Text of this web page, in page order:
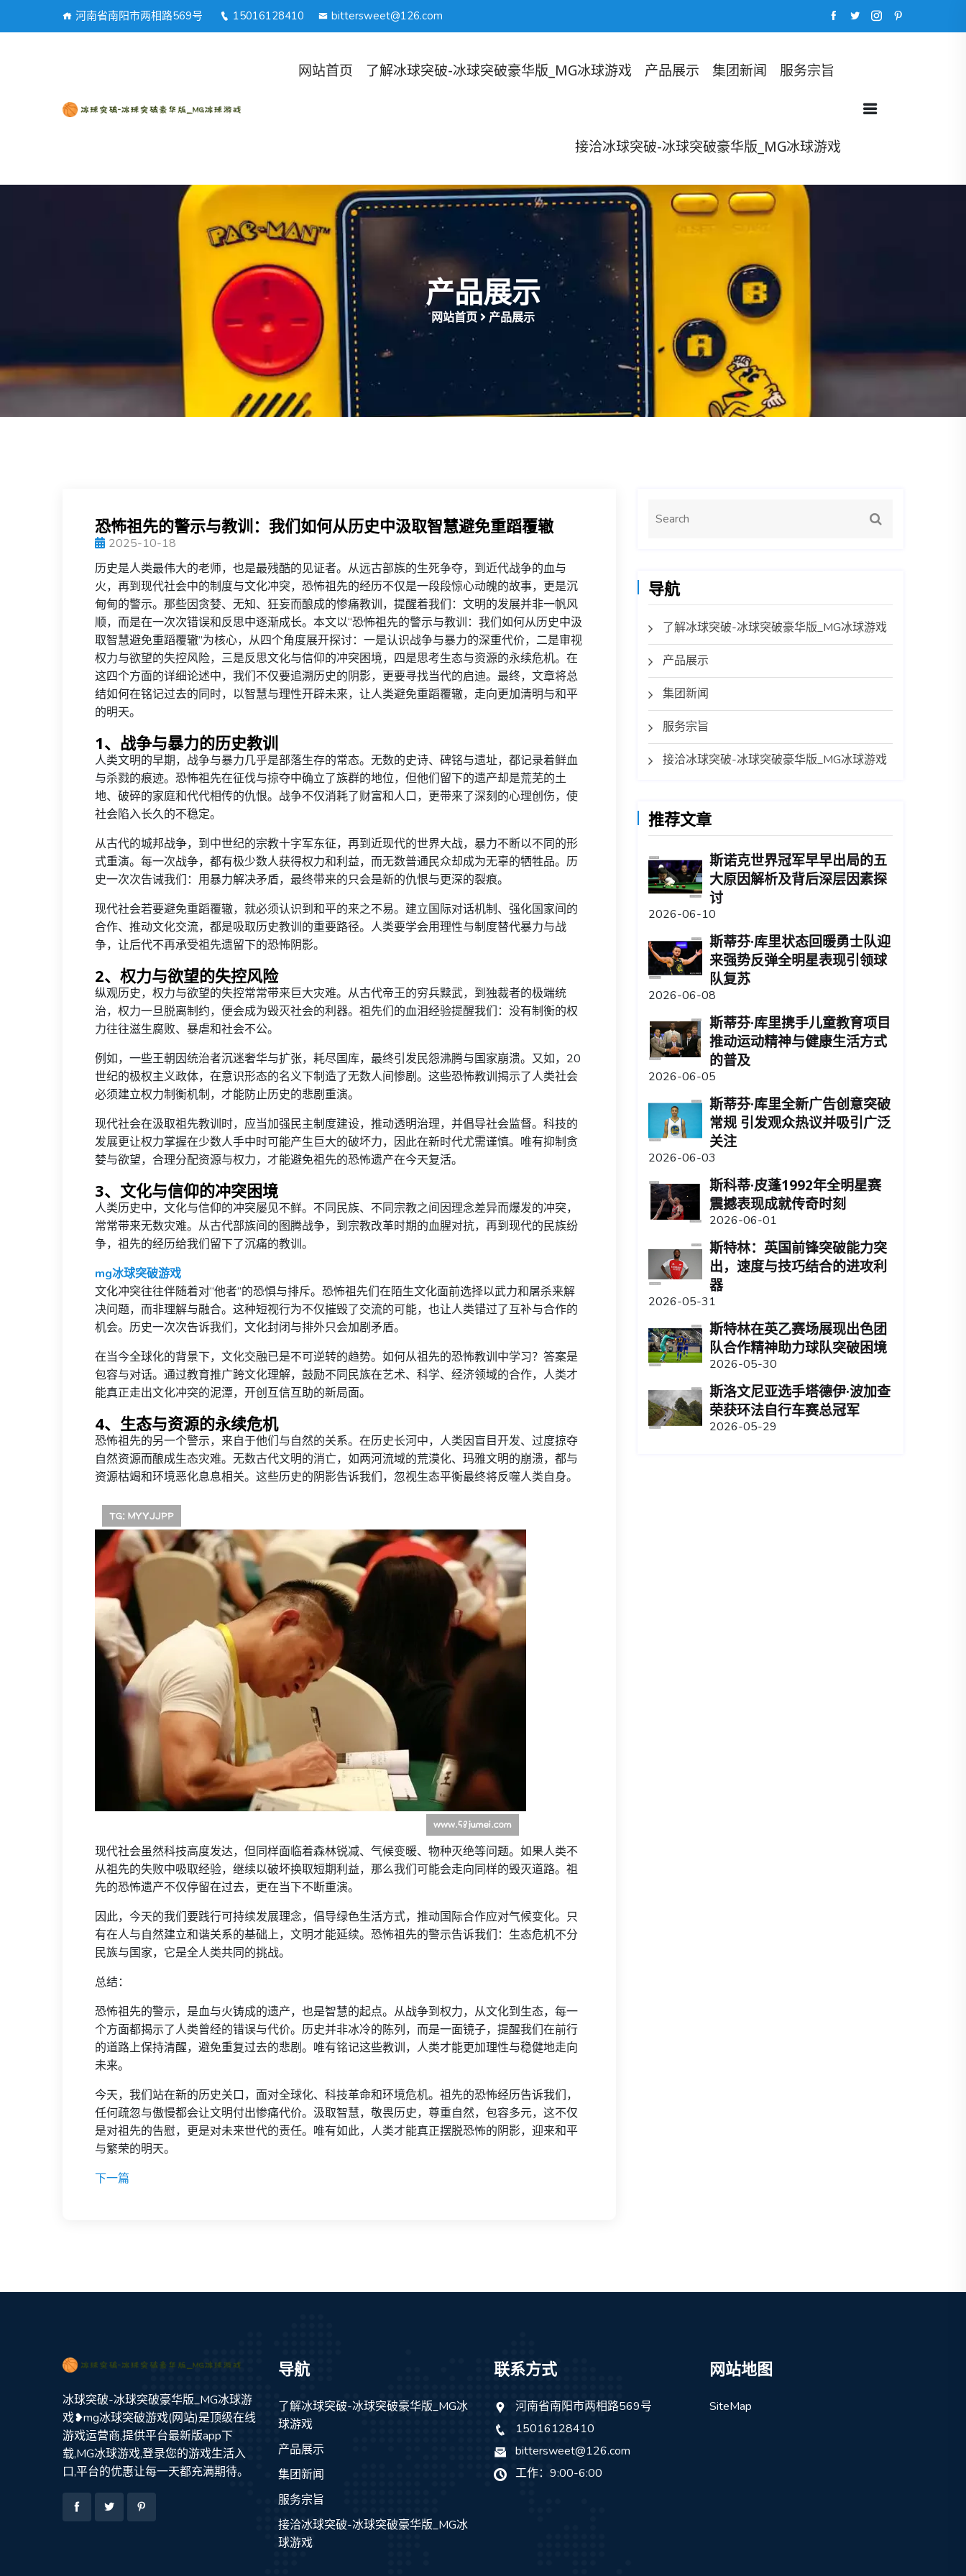
河南省南阳市两相路569号 15016128410 bittersweet@126.com
网站首页 了解冰球突破-冰球突破豪华版_MG冰球游戏 产品展示 集团新闻 服务宗旨
接洽冰球突破-冰球突破豪华版_MG冰球游戏
产品展示
网站首页 产品展示
恐怖祖先的警示与教训：我们如何从历史中汲取智慧避免重蹈覆辙
2025-10-18
历史是人类最伟大的老师，也是最残酷的见证者。从远古部族的生死争夺，到近代战争的血与
火，再到现代社会中的制度与文化冲突，恐怖祖先的经历不仅是一段段惊心动魄的故事，更是沉
甸甸的警示。那些因贪婪、无知、狂妄而酿成的惨痛教训，提醒着我们：文明的发展并非一帆风
顺，而是在一次次错误和反思中逐渐成长。本文以“恐怖祖先的警示与教训：我们如何从历史中汲
取智慧避免重蹈覆辙”为核心，从四个角度展开探讨：一是认识战争与暴力的深重代价，二是审视
权力与欲望的失控风险，三是反思文化与信仰的冲突困境，四是思考生态与资源的永续危机。在
这四个方面的详细论述中，我们不仅要追溯历史的阴影，更要寻找当代的启迪。最终，文章将总
结如何在铭记过去的同时，以智慧与理性开辟未来，让人类避免重蹈覆辙，走向更加清明与和平
的明天。
1、战争与暴力的历史教训
人类文明的早期，战争与暴力几乎是部落生存的常态。无数的史诗、碑铭与遗址，都记录着鲜血
与杀戮的痕迹。恐怖祖先在征伐与掠夺中确立了族群的地位，但他们留下的遗产却是荒芜的土
地、破碎的家庭和代代相传的仇恨。战争不仅消耗了财富和人口，更带来了深刻的心理创伤，使
社会陷入长久的不稳定。
从古代的城邦战争，到中世纪的宗教十字军东征，再到近现代的世界大战，暴力不断以不同的形
式重演。每一次战争，都有极少数人获得权力和利益，而无数普通民众却成为无辜的牺牲品。历
史一次次告诫我们：用暴力解决矛盾，最终带来的只会是新的仇恨与更深的裂痕。
现代社会若要避免重蹈覆辙，就必须认识到和平的来之不易。建立国际对话机制、强化国家间的
合作、推动文化交流，都是吸取历史教训的重要路径。人类要学会用理性与制度替代暴力与战
争，让后代不再承受祖先遗留下的恐怖阴影。
2、权力与欲望的失控风险
纵观历史，权力与欲望的失控常常带来巨大灾难。从古代帝王的穷兵黩武，到独裁者的极端统
治，权力一旦脱离制约，便会成为毁灭社会的利器。祖先们的血泪经验提醒我们：没有制衡的权
力往往滋生腐败、暴虐和社会不公。
例如，一些王朝因统治者沉迷奢华与扩张，耗尽国库，最终引发民怨沸腾与国家崩溃。又如，20
世纪的极权主义政体，在意识形态的名义下制造了无数人间惨剧。这些恐怖教训揭示了人类社会
必须建立权力制衡机制，才能防止历史的悲剧重演。
现代社会在汲取祖先教训时，应当加强民主制度建设，推动透明治理，并倡导社会监督。科技的
发展更让权力掌握在少数人手中时可能产生巨大的破坏力，因此在新时代尤需谨慎。唯有抑制贪
婪与欲望，合理分配资源与权力，才能避免祖先的恐怖遗产在今天复活。
3、文化与信仰的冲突困境
人类历史中，文化与信仰的冲突屡见不鲜。不同民族、不同宗教之间因理念差异而爆发的冲突，
常常带来无数灾难。从古代部族间的图腾战争，到宗教改革时期的血腥对抗，再到现代的民族纷
争，祖先的经历给我们留下了沉痛的教训。
mg冰球突破游戏
文化冲突往往伴随着对“他者”的恐惧与排斥。恐怖祖先们在陌生文化面前选择以武力和屠杀来解
决问题，而非理解与融合。这种短视行为不仅摧毁了交流的可能，也让人类错过了互补与合作的
机会。历史一次次告诉我们，文化封闭与排外只会加剧矛盾。
在当今全球化的背景下，文化交融已是不可逆转的趋势。如何从祖先的恐怖教训中学习？答案是
包容与对话。通过教育推广跨文化理解，鼓励不同民族在艺术、科学、经济领域的合作，人类才
能真正走出文化冲突的泥潭，开创互信互助的新局面。
4、生态与资源的永续危机
恐怖祖先的另一个警示，来自于他们与自然的关系。在历史长河中，人类因盲目开发、过度掠夺
自然资源而酿成生态灾难。无数古代文明的消亡，如两河流域的荒漠化、玛雅文明的崩溃，都与
资源枯竭和环境恶化息息相关。这些历史的阴影告诉我们，忽视生态平衡最终将反噬人类自身。
现代社会虽然科技高度发达，但同样面临着森林锐减、气候变暖、物种灭绝等问题。如果人类不
从祖先的失败中吸取经验，继续以破坏换取短期利益，那么我们可能会走向同样的毁灭道路。祖
先的恐怖遗产不仅停留在过去，更在当下不断重演。
因此，今天的我们要践行可持续发展理念，倡导绿色生活方式，推动国际合作应对气候变化。只
有在人与自然建立和谐关系的基础上，文明才能延续。恐怖祖先的警示告诉我们：生态危机不分
民族与国家，它是全人类共同的挑战。
总结：
恐怖祖先的警示，是血与火铸成的遗产，也是智慧的起点。从战争到权力，从文化到生态，每一
个方面都揭示了人类曾经的错误与代价。历史并非冰冷的陈列，而是一面镜子，提醒我们在前行
的道路上保持清醒，避免重复过去的悲剧。唯有铭记这些教训，人类才能更加理性与稳健地走向
未来。
今天，我们站在新的历史关口，面对全球化、科技革命和环境危机。祖先的恐怖经历告诉我们，
任何疏忽与傲慢都会让文明付出惨痛代价。汲取智慧，敬畏历史，尊重自然，包容多元，这不仅
是对祖先的告慰，更是对未来世代的责任。唯有如此，人类才能真正摆脱恐怖的阴影，迎来和平
与繁荣的明天。
下一篇
导航
了解冰球突破-冰球突破豪华版_MG冰球游戏
产品展示
集团新闻
服务宗旨
接洽冰球突破-冰球突破豪华版_MG冰球游戏
推荐文章
斯诺克世界冠军早早出局的五
大原因解析及背后深层因素探
讨
2026-06-10
斯蒂芬·库里状态回暖勇士队迎
来强势反弹全明星表现引领球
队复苏
2026-06-08
斯蒂芬·库里携手儿童教育项目
推动运动精神与健康生活方式
的普及
2026-06-05
斯蒂芬·库里全新广告创意突破
常规 引发观众热议并吸引广泛
关注
2026-06-03
斯科蒂·皮蓬1992年全明星赛
震撼表现成就传奇时刻
2026-06-01
斯特林：英国前锋突破能力突
出，速度与技巧结合的进攻利
器
2026-05-31
斯特林在英乙赛场展现出色团
队合作精神助力球队突破困境
2026-05-30
斯洛文尼亚选手塔德伊·波加查
荣获环法自行车赛总冠军
2026-05-29
冰球突破-冰球突破豪华版_MG冰球游
戏❥mg冰球突破游戏(网站)是顶级在线
游戏运营商,提供平台最新版app下
载,MG冰球游戏,登录您的游戏生活入
口,平台的优惠让每一天都充满期待。
导航
了解冰球突破-冰球突破豪华版_MG冰
球游戏
产品展示
集团新闻
服务宗旨
接洽冰球突破-冰球突破豪华版_MG冰
球游戏
联系方式
河南省南阳市两相路569号
15016128410
bittersweet@126.com
工作：9:00-6:00
网站地图
SiteMap